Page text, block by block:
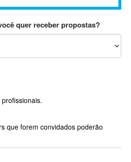
quer receber propostas?
que forem convidados poderão